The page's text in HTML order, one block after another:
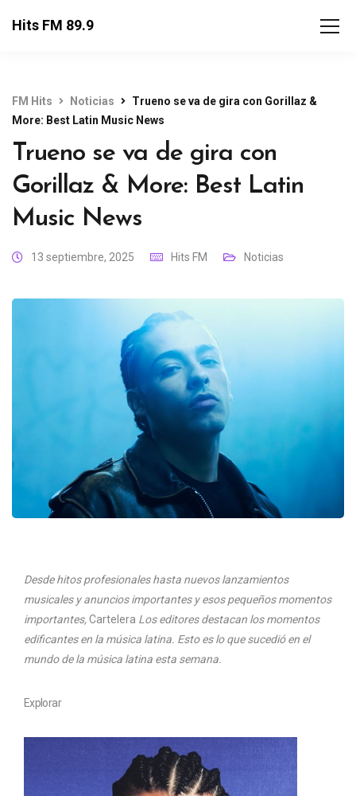
Hits FM 89.9
FM Hits Noticias
Trueno se va de gira con Gorillaz &
More: Best Latin Music News
Trueno se va de gira con
Gorillaz & More: Best Latin
Music News
13 septiembre, 2025 Hits FM Noticias
Desde hitos profesionales hasta nuevos lanzamientos
musicales y anuncios importantes y esos pequeños momentos
importantes,Cartelera Los editores destacan los momentos
edificantes en la música latina. Esto es lo que sucedió en el
mundo de la música latina esta semana.
Explorar